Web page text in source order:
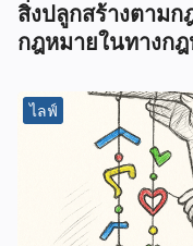
สิ่งปลูกสร้างตาม
กฎหมายในทางก
ไลฟ์